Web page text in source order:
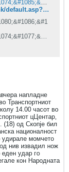
&#1044;&#1085;&#1077;&#1074;&#1085;&#1080;&#1082; is under construction
http://www.dnevnik.com.mk/default.asp?ItemID=38870A72192BDF4FB81208BC7B2D5C07
напладне
Транспортниот
14.00 часот во
цЦентар,
(18) од Скопје бил
националност
удирале момчето
нив извадил нож
удар го
кон Народната